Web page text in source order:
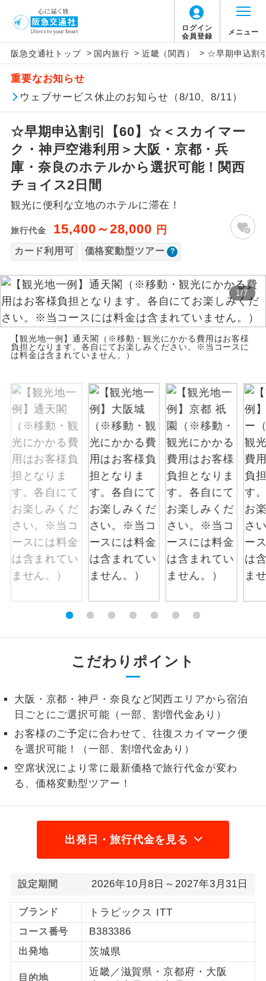
ログイン
会員登録
メニュー
阪急交通社トップ > 国内旅行 > 近畿（関西） > ☆早期申込割
重要なお知らせ
ウェブサービス休止のお知らせ（8/10、8/11）
☆早期申込割引【60】☆＜スカイマー
ク・神戸空港利用＞大阪・京都・兵
庫・奈良のホテルから選択可能！関西
チョイス2日間
観光に便利な立地のホテルに滞在！
旅行代金 15,400～28,000 円
カード利用可 価格変動型ツアー
1/7
【観光地一例】通天閣（※移動・観光にかかる費用はお客様
負担となります。各自にてお楽しみください。※当コースに
は料金は含まれていません。）
こだわりポイント
大阪・京都・神戸・奈良など関西エリアから宿泊
日ごとにご選択可能（一部、割増代金あり）
お客様のご予定に合わせて、往復スカイマーク便
を選択可能！（一部、割増代金あり）
空席状況により常に最新価格で旅行代金が変わ
る、価格変動型ツアー！
出発日・旅行代金を見る
設定期間 2026年10月8日～2027年3月31日
ブランド トラピックス ITT
コース番号 B383386
出発地 茨城県
目的地
近畿／滋賀県・京都府・大阪
アイコン 説明
添乗員同行
往路出発空港（駅）から復路到着空港
（駅）まで同行します。
現地添乗員同
現地到着空港（駅）から最終日出発空港
（駅）まで添乗員が同行します。
バスガイド乗
務
バスガイドが乗務し、車内での観光案内
世界遺産
ユネスコに登録されている文化遺産や自
然遺産を訪ねるコースです。
絶景 絶景スポットに立ち寄るコースです。
温泉 温泉地にも宿泊するコースです。
露天風呂
ご宿泊ホテルに露天風呂が付いていま
大浴場 ご宿泊ホテルに大浴場が付いています。
全食事付き
全てのお食事が付いていますので、お食
く）
お部屋食
お部屋にてゆっくりとお召し上がりいた
だけます。
トラベルイヤ
ホン
周りの音を気にせず、ガイドさんの説明
をじっくり聞くことができます。
1名様催行
1名様から出発可能な個人型プランで
す。
す。
加限定
1名様1室同代
1名様1室利用でも追加料金がかからない
ご夫婦限定
ご夫婦限定でご参加いただけるコースで
女性限定
女性限定でご参加いただけるコースで
年齢制限あり
ご参加にあたり年齢に制限があるコース
利用航空会社が指定なので、ご出発の計
画にとても便利です。
ご紹介するホテルを指定したコースで
おひとり様バ
ス2席利用
す。
「価格変動型ツアー」に関するご案内
価格変動型ツアーとは
賃」を利用したツアーです。
お申し込み時期・ご利用便の空席状況に
よって料金が変動いたします。
以下の注意事項をあらかじめご了承いただき
ますようお願いいたします。
お支払いについて
お支払いは、クレジットカード決済のみとな
ります。
お申し込みの最後にクレジットカード決済を
していただき、決済手続き完了をもちまし
て、ご旅行の契約が成立となります。
ウェブ限定コースとなりますので、コールセ
ンター及びカウンターでのお申し込みはでき
ません。